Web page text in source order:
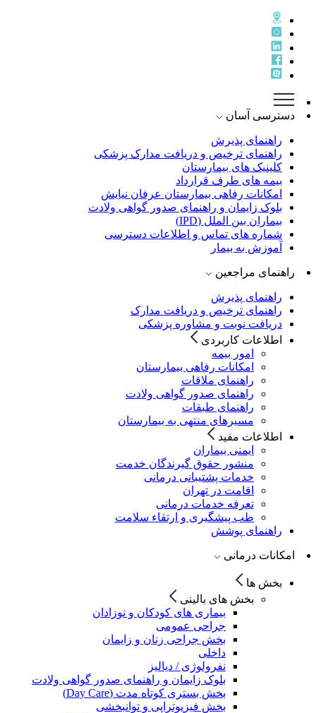
دسترسی آسان
راهنمای پذيرش
راهنمای ترخيص و دريافت مدارک پزشکی
کلینیک های بیمارستان
بیمه های طرف قرارداد
امکانات رفاهی بیمارستان عرفان نیایش
بلوک زایمان و راهنمای صدور گواهی ولادت
بیماران بین الملل (IPD)
شماره های تماس و اطلاعات دسترسی
آموزش به بیمار
راهنمای مراجعین
راهنمای پذیرش
راهنمای ترخیص و دریافت مدارک
دریافت نوبت و مشاوره پزشکی
اطلاعات کاربردی
امور بیمه
امکانات رفاهی بیمارستان
راهنمای ملاقات
راهنمای صدور گواهی ولادت
راهنمای طبقات
مسیرهای منتهی به بیمارستان
اطلاعات مفید
ایمنی بیماران
منشور حقوق گیرندگان خدمت
خدمات پشتیبانی درمانی
اقامت در تهران
تعرفه خدمات درمانی
طب پیشگیری و ارتقاء سلامت
راهنمای پوشش
امکانات درمانی
بخش ها
بخش های بالینی
بیماری های کودکان و نوزادان
جراحی عمومی
بخش جراحی زنان و زایمان
داخلی
نفرولوژی / دیالیز
بلوک زایمان و راهنمای صدور گواهی ولادت
بخش بستری کوتاه مدت (Day Care)
بخش فیزیوتراپی و توانبخشی